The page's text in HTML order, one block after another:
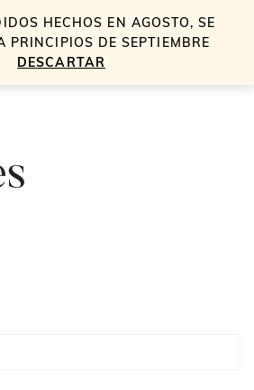
HECHOS EN AGOSTO, SE
PRINCIPIOS DE SEPTIEMBRE
DESCARTAR